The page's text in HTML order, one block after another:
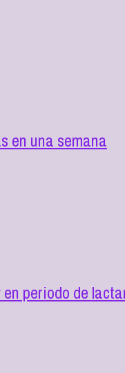
en una semana
periodo de